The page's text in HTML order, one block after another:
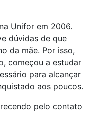
Unifor em 2006.
dúvidas de que
da mãe. Por isso,
começou a estudar
para alcançar
aos poucos.
pelo contato